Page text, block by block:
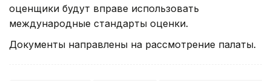
оценщики будут вправе использовать
международные стандарты оценки.
Документы направлены на рассмотрение палаты.